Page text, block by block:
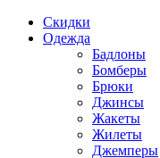
Скидки
Одежда
Бадлоны
Бомберы
Брюки
Джинсы
Жакеты
Жилеты
Джемперы